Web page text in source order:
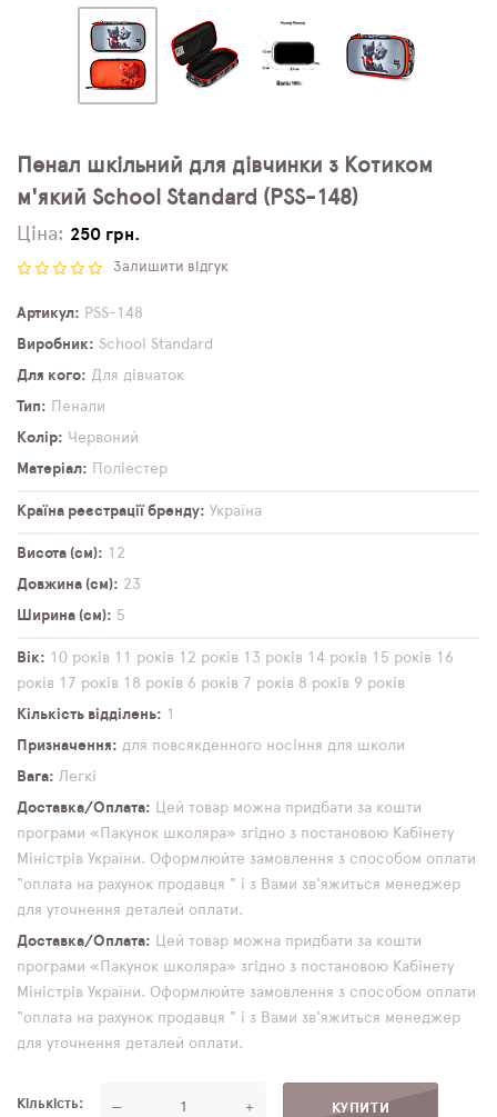
Пенал шкільний для дівчинки з Котиком
м'який School Standard (PSS-148)
Ціна: 250 грн.
Залишити відгук
Артикул
PSS-148
Виробник
School Standard
Для кого
Для дівчаток
Тип
Пенали
Колір
Червоний
Матеріал
Поліестер
Країна реєстрації бренду Україна
Висота (см)
12
Довжина (см)
23
Ширина (см)
5
Вік 10 років 11 років 12 років 13 років 14 років 15 років 16
років 17 років 18 років 6 років 7 років 8 років 9 років
Кількість відділень
1
Призначення
для повсякденного носіння для школи
Вага
Легкі
Доставка/Оплата
Цей товар можна придбати за кошти
програми «Пакунок школяра» згідно з постановою Кабінету
Міністрів України. Оформлюйте замовлення з способом оплати
"оплата на рахунок продавця " і з Вами зв'яжиться менеджер
для уточнення деталей оплати.
Доставка/Оплата
Цей товар можна придбати за кошти
програми «Пакунок школяра» згідно з постановою Кабінету
Міністрів України. Оформлюйте замовлення з способом оплати
"оплата на рахунок продавця " і з Вами зв'яжиться менеджер
для уточнення деталей оплати.
Кількість — +